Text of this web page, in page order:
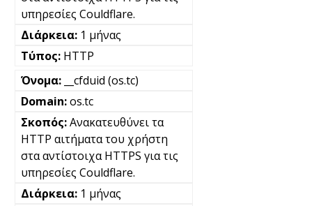
υπηρεσίες Couldflare.
1 μήνας
HTTP
__cfduid (os.tc)
os.tc
Ανακατευθύνει τα
HTTP αιτήματα του χρήστη
στα αντίστοιχα HTTPS για τις
υπηρεσίες Couldflare.
1 μήνας